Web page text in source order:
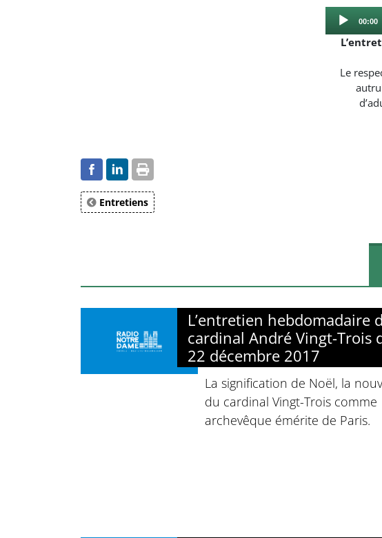
Current
00:00
Le
Entretiens
L’entretien hebdomadaire
cardinal André Vingt-Trois
22 décembre 2017
La signification de Noël, la
du cardinal Vingt-Trois comme
archevêque émérite de Paris.